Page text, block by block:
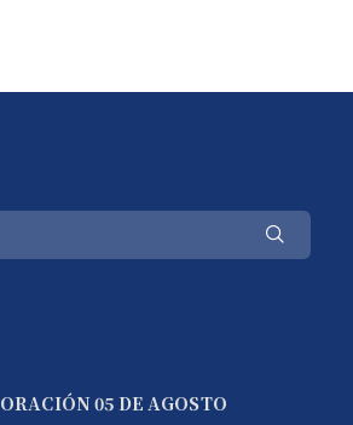
ORACIÓN 05 DE AGOSTO